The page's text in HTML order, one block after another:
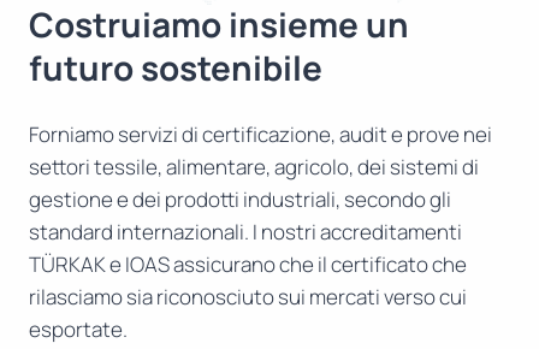
Costruiamo insieme un
futuro sostenibile
Forniamo servizi di certificazione, audit e prove nei
settori tessile, alimentare, agricolo, dei sistemi di
gestione e dei prodotti industriali, secondo gli
standard internazionali. I nostri accreditamenti
TÜRKAK e IOAS assicurano che il certificato che
rilasciamo sia riconosciuto sui mercati verso cui
esportate.